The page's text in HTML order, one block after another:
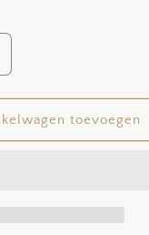
toevoegen